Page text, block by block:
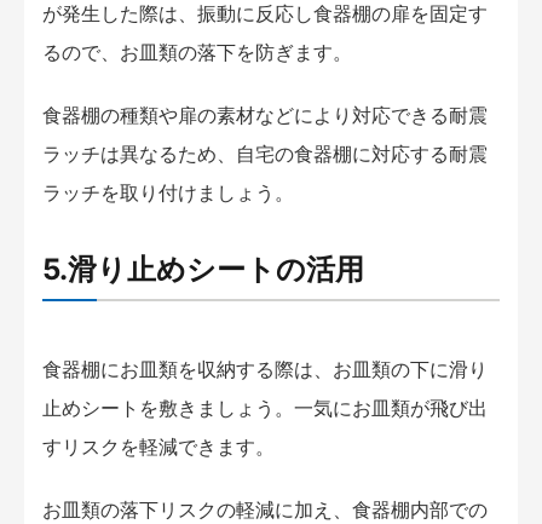
が発生した際は、振動に反応し食器棚の扉を固定す
るので、お皿類の落下を防ぎます。
食器棚の種類や扉の素材などにより対応できる耐震
ラッチは異なるため、自宅の食器棚に対応する耐震
ラッチを取り付けましょう。
5.滑り止めシートの活用
食器棚にお皿類を収納する際は、お皿類の下に滑り
止めシートを敷きましょう。一気にお皿類が飛び出
すリスクを軽減できます。
お皿類の落下リスクの軽減に加え、食器棚内部での